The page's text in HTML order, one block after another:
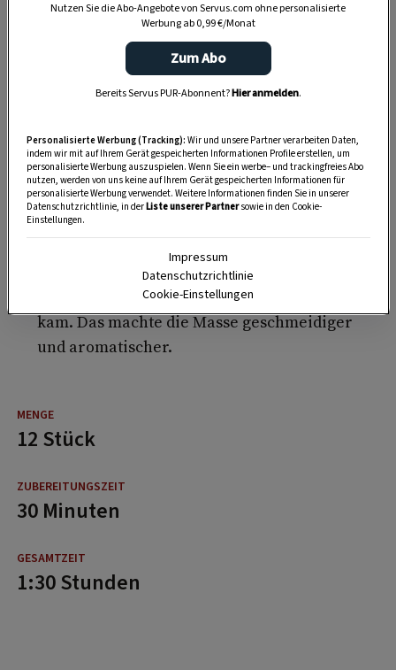
Und auch bei der Zubereitung waren der
Fantasie der Köchinnen kaum Grenzen gesetzt.
Man backteStrauben und Flecken, süße
Knödel und Raunken, Schifferln oder
Auch beim Teig herrschte Vielfalt.Germteig
war genauso beliebt wieBrand- oder
Blätterteig, und Mürbteigstand stets hoch im
Kurs.
Speziell in der Weinregion Weinviertel durfte
ein Schuss Wein sein
kam. Das machte die Masse geschmeidiger
und aromatischer.
12 Stück
30 Minuten
1:30 Stunden
Nutzen Sie die Abo-Angebote von Servus.com ohne personalisierte
Werbung ab 0,99 €/Monat
Zum Abo
Bereits Servus PUR-Abonnent?Hier anmelden.
Personalisierte Werbung (Tracking): Wir und unsere Partner verarbeiten Daten,
indem wir mit auf Ihrem Gerät gespeicherten Informationen Profile erstellen, um
personalisierte Werbung auszuspielen. Wenn Sie ein werbe– und trackingfreies Abo
nutzen, werden von uns keine auf Ihrem Gerät gespeicherten Informationen für
personalisierte Werbung verwendet. Weitere Informationen finden Sie in unserer
Datenschutzrichtlinie, in derListe unserer Partnersowie in den Cookie-
Einstellungen.
Impressum
Datenschutzrichtlinie
Cookie-Einstellungen